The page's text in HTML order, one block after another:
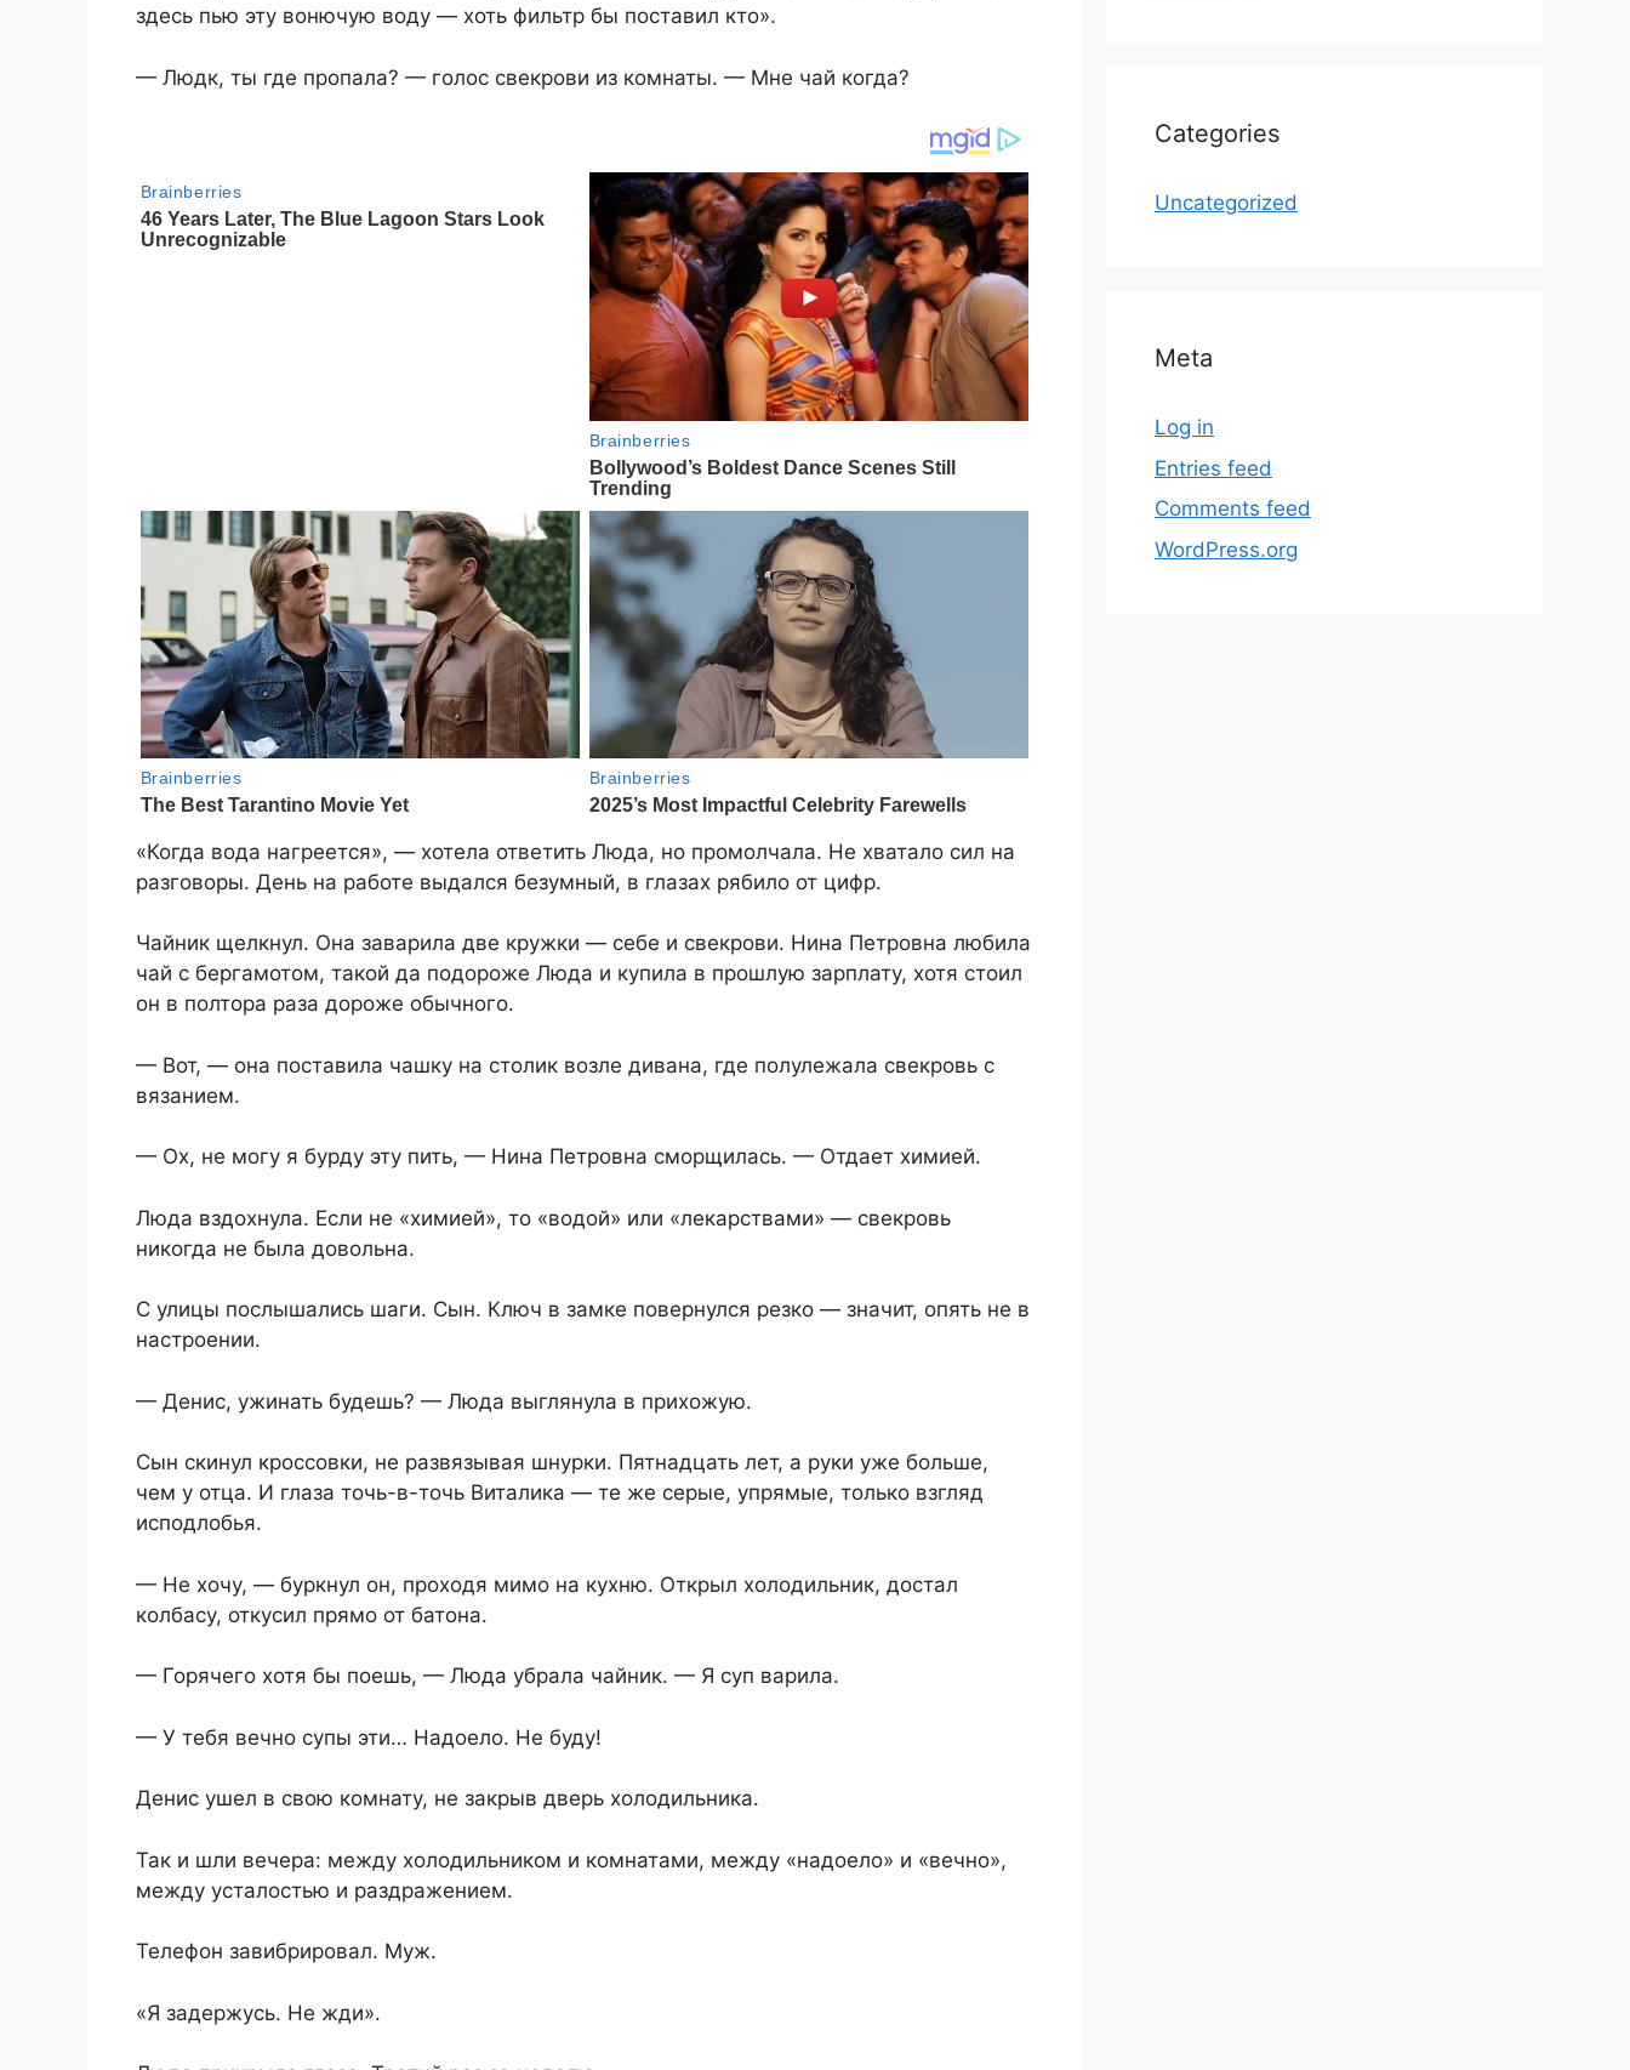
здесь пью эту вонючую воду — хоть фильтр бы поставил кто».
— Людк, ты где пропала? — голос свекрови из комнаты. — Мне чай когда?
«Когда вода нагреется», — хотела ответить Люда, но промолчала. Не хватало сил на
разговоры. День на работе выдался безумный, в глазах рябило от цифр.
Чайник щелкнул. Она заварила две кружки — себе и свекрови. Нина Петровна любила
чай с бергамотом, такой да подороже Люда и купила в прошлую зарплату, хотя стоил
он в полтора раза дороже обычного.
— Вот, — она поставила чашку на столик возле дивана, где полулежала свекровь с
вязанием.
— Ох, не могу я бурду эту пить, — Нина Петровна сморщилась. — Отдает химией.
Люда вздохнула. Если не «химией», то «водой» или «лекарствами» — свекровь
никогда не была довольна.
С улицы послышались шаги. Сын. Ключ в замке повернулся резко — значит, опять не в
настроении.
— Денис, ужинать будешь? — Люда выглянула в прихожую.
Сын скинул кроссовки, не развязывая шнурки. Пятнадцать лет, а руки уже больше,
чем у отца. И глаза точь-в-точь Виталика — те же серые, упрямые, только взгляд
исподлобья.
— Не хочу, — буркнул он, проходя мимо на кухню. Открыл холодильник, достал
колбасу, откусил прямо от батона.
— Горячего хотя бы поешь, — Люда убрала чайник. — Я суп варила.
— У тебя вечно супы эти… Надоело. Не буду!
Денис ушел в свою комнату, не закрыв дверь холодильника.
Так и шли вечера: между холодильником и комнатами, между «надоело» и «вечно»,
между усталостью и раздражением.
Телефон завибрировал. Муж.
«Я задержусь. Не жди».
Categories
Uncategorized
Meta
Log in
Entries feed
Comments feed
WordPress.org